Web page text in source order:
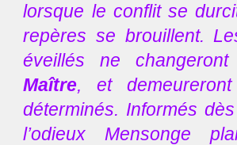
lorsque le conflit se
repères se brouillent.
éveillés ne
Maître, et
déterminés. Informés dès
l’odieux Mensonge